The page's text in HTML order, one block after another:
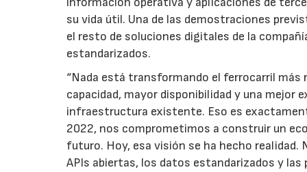
su vida útil. Una de las demostraciones
el resto de soluciones digitales de la
estandarizados.
“Nada está transformando el ferrocarril más
capacidad, mayor disponibilidad y una mejor
infraestructura existente. Eso es
2022, nos comprometimos a construir un
futuro. Hoy, esa visión se ha hecho
APIs abiertas, los datos estandarizados y